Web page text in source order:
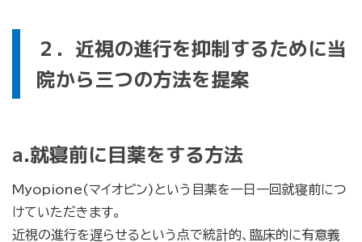
２．近視の進行を抑制するために当
院から三つの方法を提案
a.就寝前に目薬をする方法
Myopione(マイオピン)という目薬を一日一回就寝前につ
けていただきます。
近視の進行を遅らせるという点で統計的、臨床的に有意義